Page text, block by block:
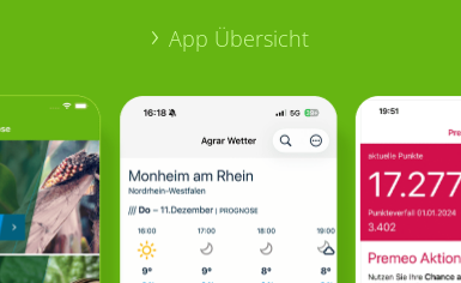
App Übersicht